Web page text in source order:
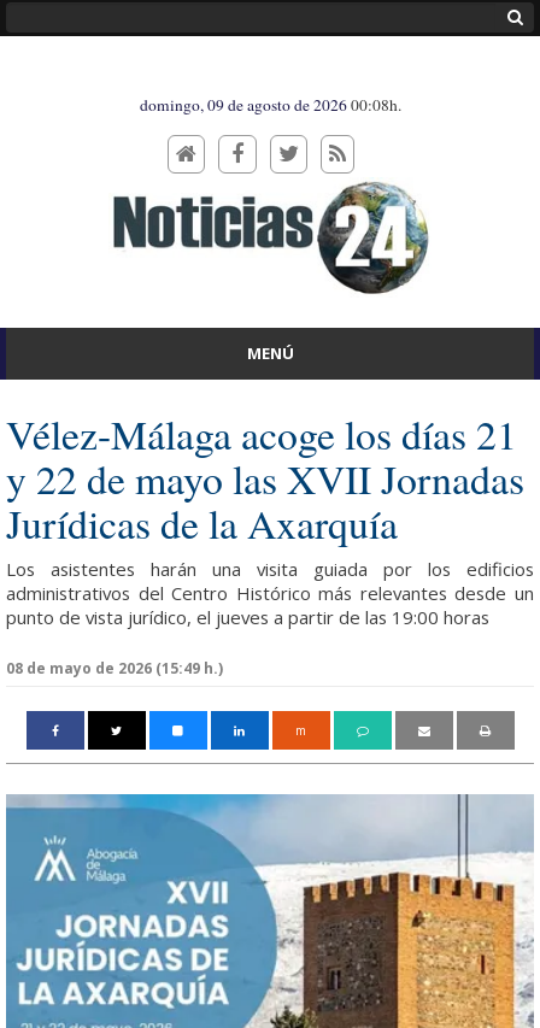
domingo, 09 de agosto de 202600:08h.
MENÚ
Vélez-Málaga acoge los días 21
y 22 de mayo las XVII Jornadas
Jurídicas de la Axarquía
Los asistentes harán una visita guiada por los edificios
administrativos del Centro Histórico más relevantes desde un
punto de vista jurídico, el jueves a partir de las 19:00 horas
08 de mayo de 2026 (15:49 h.)
m